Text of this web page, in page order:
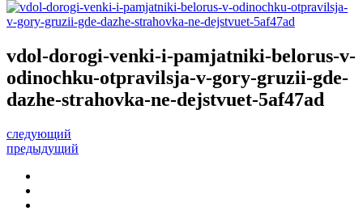
vdol-dorogi-venki-i-pamjatniki-belorus-v-
odinochku-otpravilsja-v-gory-gruzii-gde-
dazhe-strahovka-ne-dejstvuet-5af47ad
следующий
предыдущий